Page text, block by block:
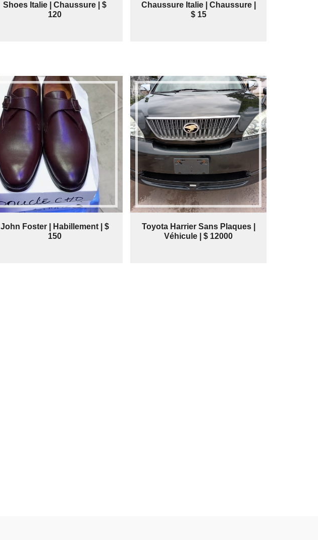
Shoes Italie | Chaussure | $
120
Chaussure Italie | Chaussure |
$ 15
John Foster | Habillement | $
150
Toyota Harrier Sans Plaques |
Véhicule | $ 12000